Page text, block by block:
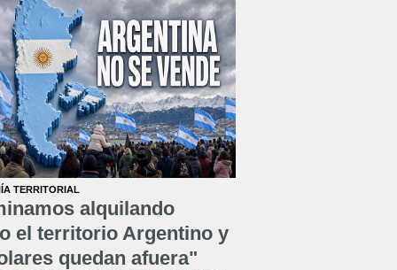
TERRITORIAL
alquilando
el territorio Argentino y
quedan afuera"